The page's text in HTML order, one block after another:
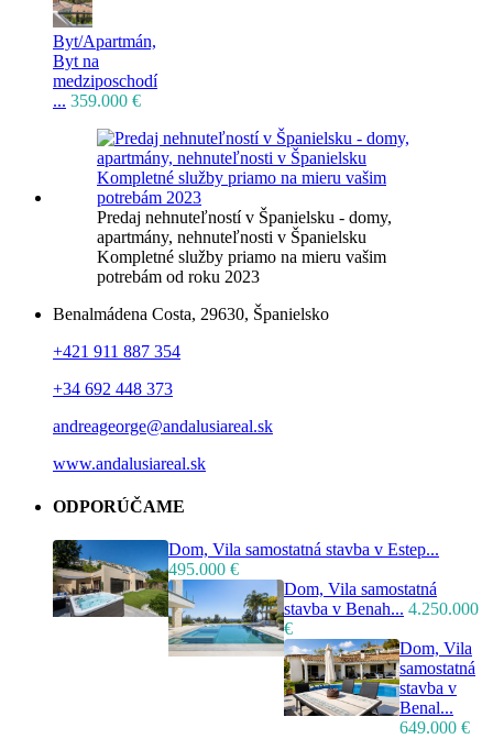
Byt/Apartmán,
Byt na
medziposchodí
... 359.000 €
Predaj nehnuteľností v Španielsku - domy,
apartmány, nehnuteľnosti v Španielsku
Kompletné služby priamo na mieru vašim
potrebám od roku 2023
Benalmádena Costa, 29630, Španielsko
+421 911 887 354
+34 692 448 373
andreageorge@andalusiareal.sk
www.andalusiareal.sk
ODPORÚČAME
Dom, Vila samostatná stavba v Estep...
495.000 €
Dom, Vila samostatná
stavba v Benah... 4.250.000
€
Dom, Vila
samostatná
stavba v
Benal...
649.000 €